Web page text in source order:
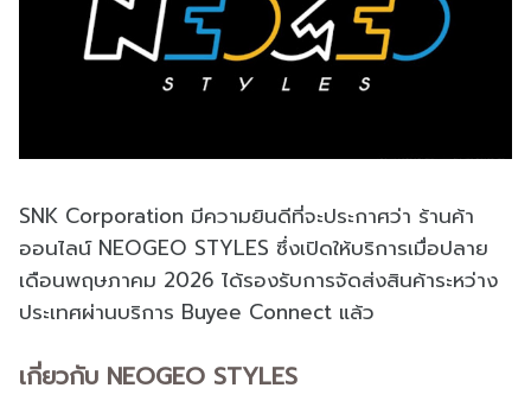
SNK Corporation มีความยินดีที่จะประกาศว่า ร้านค้า
ออนไลน์ NEOGEO STYLES ซึ่งเปิดให้บริการเมื่อปลาย
เดือนพฤษภาคม 2026 ได้รองรับการจัดส่งสินค้าระหว่าง
ประเทศผ่านบริการ Buyee Connect แล้ว
เกี่ยวกับ NEOGEO STYLES